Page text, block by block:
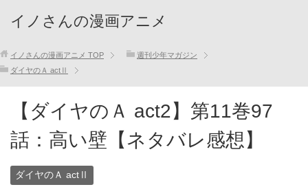
イノさんの漫画アニメ
イノさんの漫画アニメ TOP
週刊少年マガジン
ダイヤのＡ actⅡ
【ダイヤのＡ act2】第11巻97
話：高い壁【ネタバレ感想】
ダイヤのＡ actⅡ